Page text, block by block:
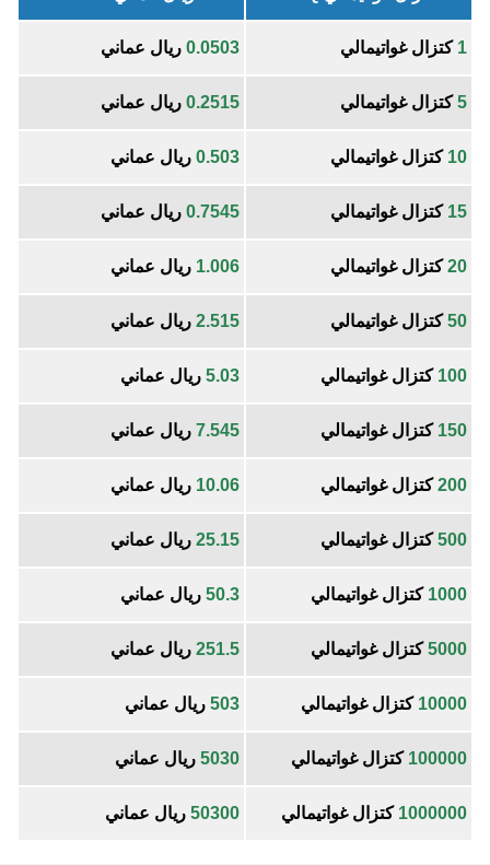
1 كتزال غواتيمالي 0.0503 ريال عماني
5كتزال غواتيمالي 0.2515 ريال عماني
10 كتزال غواتيمالي 0.503 ريال عماني
15 كتزال غواتيمالي 0.7545 ريال عماني
20كتزال غواتيمالي 1.006 ريال عماني
50كتزال غواتيمالي 2.515 ريال عماني
100 كتزال غواتيمالي 5.03 ريال عماني
150 كتزال غواتيمالي 7.545 ريال عماني
200كتزال غواتيمالي 10.06 ريال عماني
500كتزال غواتيمالي 25.15 ريال عماني
1000 كتزال غواتيمالي 50.3 ريال عماني
5000كتزال غواتيمالي 251.5 ريال عماني
10000 كتزال غواتيمالي 503 ريال عماني
100000 كتزال غواتيمالي 5030 ريال عماني
1000000 كتزال غواتيمالي 50300 ريال عماني